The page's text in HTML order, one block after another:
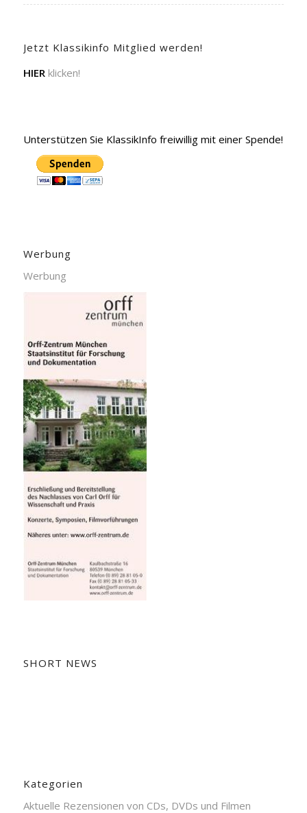
Jetzt Klassikinfo Mitglied werden!
HIER klicken!
Unterstützen Sie KlassikInfo freiwillig mit einer Spende!
Werbung
Werbung
SHORT NEWS
Kategorien
Aktuelle Rezensionen von CDs, DVDs und Filmen